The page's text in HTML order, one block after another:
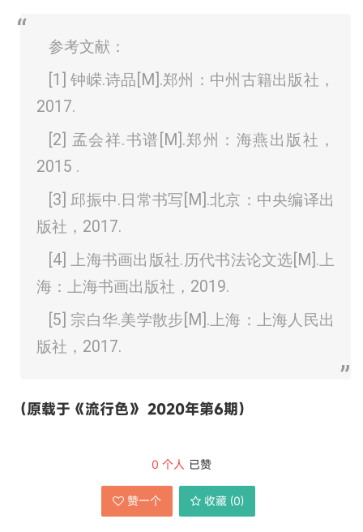
参考文献：
[1] 钟嵘.诗品[M].郑州：中州古籍出版社，
2017.
[2] 孟会祥.书谱[M].郑州：海燕出版社，
2015 .
[3] 邱振中.日常书写[M].北京：中央编译出
版社，2017.
[4] 上海书画出版社.历代书法论文选[M].上
海：上海书画出版社，2019.
[5] 宗白华.美学散步[M].上海：上海人民出
版社，2017.
（原载于《流行色》 2020年第6期）
0 个人 已赞
赞一个 收藏 (0)